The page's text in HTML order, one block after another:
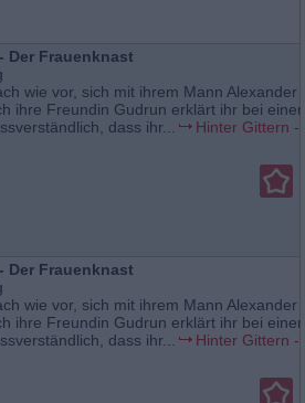
Der Frauenknast
wie vor, sich mit ihrem Mann Alexander
ihre Freundin Gudrun erklärt ihr bei
dass ihr...
Hinter Gittern -
Der Frauenknast
wie vor, sich mit ihrem Mann Alexander
ihre Freundin Gudrun erklärt ihr bei
dass ihr...
Hinter Gittern -